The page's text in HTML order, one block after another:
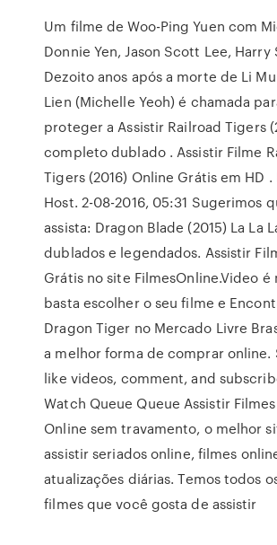
Um filme de Woo-Ping Yuen com
Donnie Yen, Jason Scott Lee, Harry
Dezoito anos após a morte de Li Mu
Lien (Michelle Yeoh) é chamada
proteger a Assistir Railroad Tigers
completo dublado . Assistir Filme
Tigers (2016) Online Grátis em HD
Host. 2-08-2016, 05:31 Sugerimos
assista: Dragon Blade (2015) La La
dublados e legendados. Assistir
Grátis no site FilmesOnline.Video
basta escolher o seu filme e
Dragon Tiger no Mercado Livre
a melhor forma de comprar online.
like videos, comment, and
Watch Queue Queue Assistir
Online sem travamento, o melhor
assistir seriados online, filmes
atualizações diárias. Temos todos
filmes que você gosta de assistir